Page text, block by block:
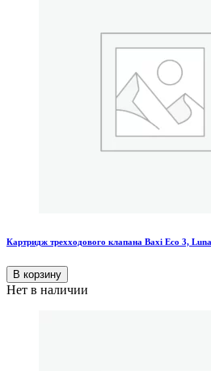
Картридж трехходового клапана Baxi Eco 3,
В корзину
Нет в наличии